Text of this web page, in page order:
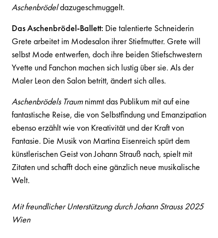
Aschenbrödeldazugeschmuggelt.
Das Aschenbrödel-Ballett: Die talentierte Schneiderin
Grete arbeitet im Modesalon ihrer Stiefmutter. Grete will
selbst Mode entwerfen, doch ihre beiden Stiefschwestern
Yvette und Fanchon machen sich lustig über sie. Als der
Maler Leon den Salon betritt, ändert sich alles.
Aschenbrödels Traumnimmt das Publikum mit auf eine
fantastische Reise, die von Selbstfindung und Emanzipation
ebenso erzählt wie von Kreativität und der Kraft von
Fantasie. Die Musik von Martina Eisenreich spürt dem
künstlerischen Geist von Johann Strauß nach, spielt mit
Zitaten und schafft doch eine gänzlich neue musikalische
Welt.
Mit freundlicher Unterstützung durch Johann Strauss 2025
Wien